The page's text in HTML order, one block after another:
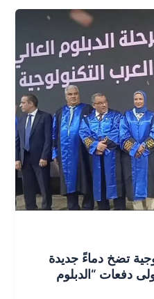
gr
a
m
er
ri
e
n
dl
y
e
تضخ دماءً جديدة
دفعات “الدبلوم